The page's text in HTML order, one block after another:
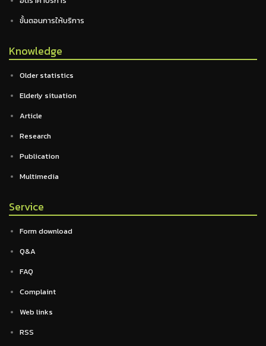
ขั้นตอนการให้บริการ
Knowledge
Older statistics
Elderly situation
Article
Research
Publication
Multimedia
Service
Form download
Q&A
FAQ
Complaint
Web links
RSS